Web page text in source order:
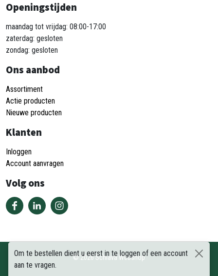
Om te bestellen dient u eerst in te loggen of een account
aan te vragen.
Openingstijden
maandag tot vrijdag: 08:00-17:00
zaterdag: gesloten
zondag: gesloten
Ons aanbod
Assortiment
Actie producten
Nieuwe producten
Klanten
Inloggen
Account aanvragen
Volg ons
©2026Schiava Webshop